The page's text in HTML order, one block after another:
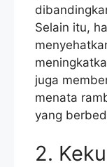
Selain itu,
juga
menata
yang
2.